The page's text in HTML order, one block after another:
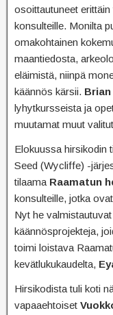
osoittautuneet
konsulteille. Monilta
omakohtainen
maantiedosta,
eläimistä, niinpä
käännös kärsii.
lyhytkursseista ja
muutamat muut
Elokuussa hirsikodin
Seed (Wycliffe) -
tilaama Raamatun
konsulteille, jotka
Nyt he
käännösprojekteja,
toimi loistava
kevätlukukaudelta,
Hirsikodista tuli koti
vapaaehtoiset